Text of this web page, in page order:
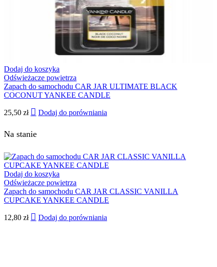
Dodaj do koszyka
Odświeżacze powietrza
Zapach do samochodu CAR JAR ULTIMATE BLACK
COCONUT YANKEE CANDLE
25,50 zł Dodaj do porówniania
Na stanie
Dodaj do koszyka
Odświeżacze powietrza
Zapach do samochodu CAR JAR CLASSIC VANILLA
CUPCAKE YANKEE CANDLE
12,80 zł Dodaj do porówniania